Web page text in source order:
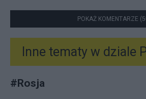
POKAŻ KOMENTARZE
Inne tematy w dziale
#Rosja